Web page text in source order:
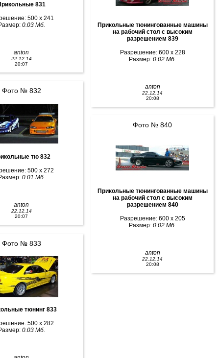
Прикольные 831
500 x 241
0.03 Мб.
anton
22.12.14
20:07
Фото № 832
тю 832
500 x 272
0.01 Мб.
anton
22.12.14
20:07
Фото № 833
тюнинг 833
500 x 282
0.03 Мб.
Прикольные тюнингованные машины
на рабочий стол с высоким
разрешением 839
Разрешение: 600 x 228
Размер:0.02 Мб.
anton
22.12.14
20:08
Фото № 840
Прикольные тюнингованные машины
на рабочий стол с высоким
разрешением 840
Разрешение: 600 x 205
Размер:0.02 Мб.
anton
22.12.14
20:08